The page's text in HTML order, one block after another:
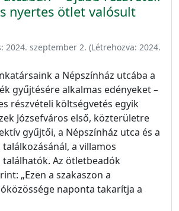
nyertes ötlet valósult
2024. szeptember 2. (Létrehozva: 2024.
a Népszínház utcába a
gyűjtésére alkalmas edényeket –
részvételi költségvetés egyik
Józsefváros első, közterületre
gyűjtői, a Népszínház utca és a
találkozásánál, a villamos
találhatók. Az ötletbeadók
„Ezen a szakaszon a
naponta takarítja a